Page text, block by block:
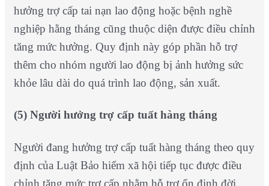
hưởng trợ cấp tai nạn lao động hoặc bệnh nghề
nghiệp hằng tháng cũng thuộc diện được điều chỉnh
tăng mức hưởng. Quy định này góp phần hỗ trợ
thêm cho nhóm người lao động bị ảnh hưởng sức
khỏe lâu dài do quá trình lao động, sản xuất.
(5) Người hưởng trợ cấp tuất hàng tháng
Người đang hưởng trợ cấp tuất hàng tháng theo quy
định của Luật Bảo hiểm xã hội tiếp tục được điều
chỉnh tăng mức trợ cấp nhằm hỗ trợ ổn định đời